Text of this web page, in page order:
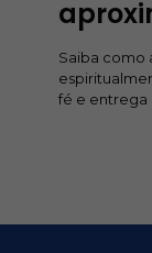
Saiba como
fé e entrega